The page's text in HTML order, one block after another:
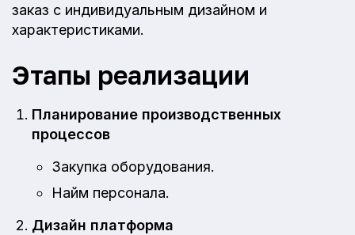
заказ с индивидуальным дизайном и
характеристиками.
Этапы реализации
Планирование производственных
процессов
Закупка оборудования.
Найм персонала.
Дизайн платформа